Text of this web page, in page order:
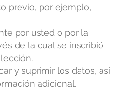
previo, por ejemplo,
por usted o por la
de la cual se inscribió
y suprimir los datos, así
adicional.